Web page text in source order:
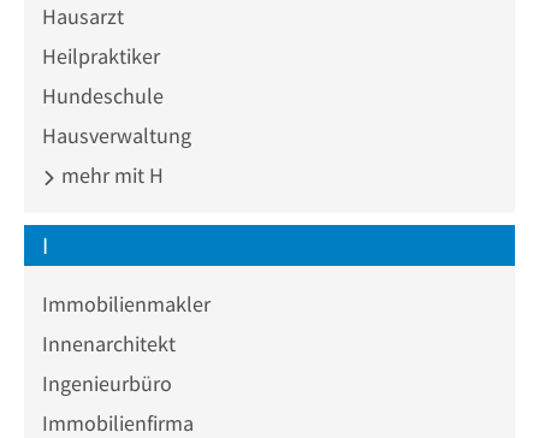
Hausarzt
Heilpraktiker
Hundeschule
Hausverwaltung
mehr mit H
I
Immobilienmakler
Innenarchitekt
Ingenieurbüro
Immobilienfirma